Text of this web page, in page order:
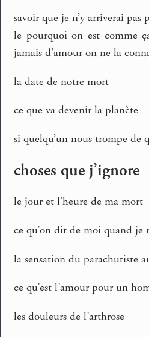
savoir que je n’y arriverai
le pourquoi on est comme
jamais d’amour on ne la
la date de notre mort
ce que va devenir la planète
si quelqu’un nous trompe de
choses que j’ignore
le jour et l’heure de ma mort
ce qu’on dit de moi quand je
la sensation du parachutiste
ce qu’est l’amour pour un
les douleurs de l’arthrose